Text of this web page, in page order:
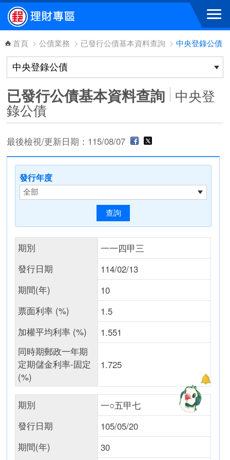
跳到主要內容區塊
首頁 > 公債業務 > 已發行公債基本資料查詢 > 中央登錄公債
已發行公債基本資料查詢 中央登
錄公債
最後檢視/更新日期：115/08/07
發行年度
期別
一一四甲三
發行日期
114/02/13
期間(年)
10
票面利率 (%)
1.5
加權平均利率 (%)
1.551
同時期郵政一年期
定期儲金利率-固定
(%)
1.725
期別
一○五甲七
發行日期
105/05/20
期間(年)
30